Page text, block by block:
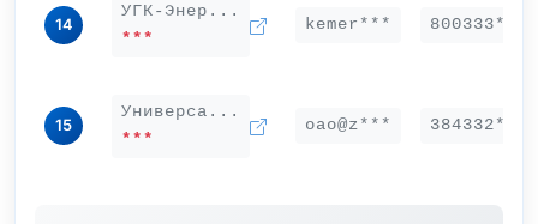
14
УГК-Энер...
***
kemer*** 800333***
15
Универса...
***
oao@z*** 384332***